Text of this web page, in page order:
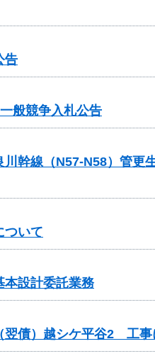
告
般競争入札公告
幹線（N57-N58）管更
ついて
本設計委託業務
債）越シケ平谷2 工